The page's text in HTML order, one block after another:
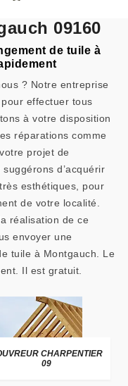
09160
de tuile à
? Notre entreprise
effectuer tous
à votre disposition
réparations comme
projet de
d’acquérir
esthétiques, pour
de votre localité.
réalisation de ce
envoyer une
tuile à Montgauch. Le
Il est gratuit.
CHARPENTIER
09